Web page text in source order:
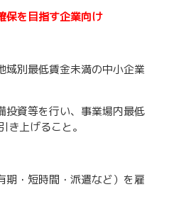
保を目指す企業向け
別最低賃金未満の中小企業
資等を行い、事業場内最低
上げること。
・短時間・派遣など）を雇